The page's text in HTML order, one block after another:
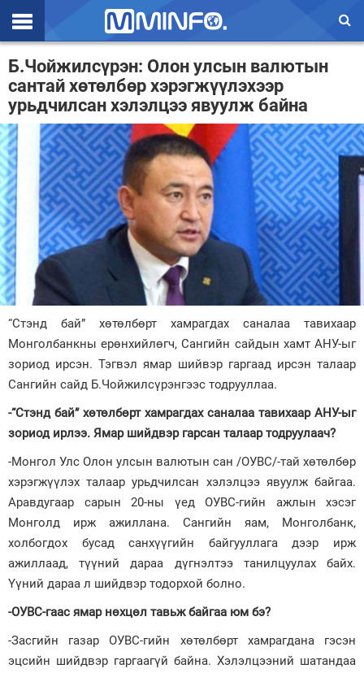
Эхлэл
Цаг агаар
Валют ханш
Улс төр
Эдийн засаг
Үзэл бодол
Спорт
Нийгэм
Дэлхий
Зурхай
Б.Чойжилсүрэн: Олон улсын валютын
сантай хөтөлбөр хэрэгжүүлэхээр
урьдчилсан хэлэлцээ явуулж байна
“Стэнд бай” хөтөлбөрт хамрагдах саналаа тавихаар
Монголбанкны ерөнхийлөгч, Сангийн сайдын хамт АНУ-ыг
зориод ирсэн. Тэгвэл ямар шийвэр гаргаад ирсэн талаар
Сангийн сайд Б.Чойжилсүрэнгээс тодрууллаа.
-“Стэнд бай” хөтөлбөрт хамрагдах саналаа тавихаар АНУ-ыг
зориод ирлээ. Ямар шийдвэр гарсан талаар тодруулаач?
-Монгол Улс Олон улсын валютын сан /ОУВС/-тай хөтөлбөр
хэрэгжүүлэх талаар урьдчилсан хэлэлцээ явуулж байгаа.
Аравдугаар сарын 20-ны үед ОУВС-гийн ажлын хэсэг
Монголд ирж ажиллана. Сангийн яам, Монголбанк,
холбогдох бусад санхүүгийн байгууллага дээр ирж
ажиллаад, түүний дараа дүгнэлтээ танилцуулах байх.
Үүний дараа л шийдвэр тодорхой болно.
-ОУВС-гаас ямар нөхцөл тавьж байгаа юм бэ?
-Засгийн газар ОУВС-гийн хөтөлбөрт хамрагдана гэсэн
эцсийн шийдвэр гаргаагүй байна. Хэлэлцээний шатандаа